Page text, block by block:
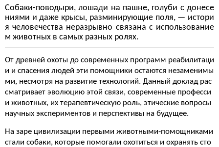
Собаки-поводыри, лошади на пашне, голуби с донесе
ниями и даже крысы, разминирующие поля, — истори
я человечества неразрывно связана с использование
м животных в самых разных ролях.
От древней охоты до современных программ реабилитаци
и и спасения людей эти помощники остаются незаменимы
ми, несмотря на развитие технологий. Данный доклад рас
сматривает эволюцию этой связи, современные професси
и животных, их терапевтическую роль, этические вопросы
научных экспериментов и перспективы на будущее.
На заре цивилизации первыми животными-помощниками
стали собаки, которые помогали охотиться и охранять сто